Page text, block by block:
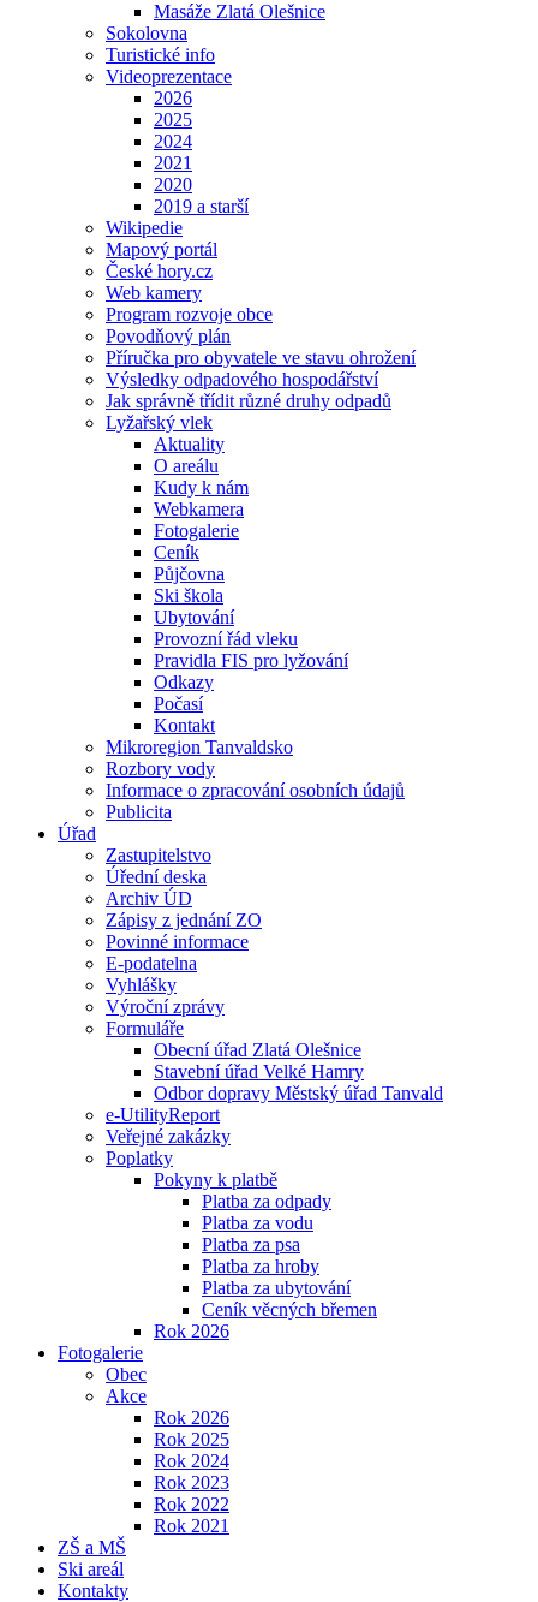
Masáže Zlatá Olešnice
Sokolovna
Turistické info
Videoprezentace
2026
2025
2024
2021
2020
2019 a starší
Wikipedie
Mapový portál
České hory.cz
Web kamery
Program rozvoje obce
Povodňový plán
Příručka pro obyvatele ve stavu ohrožení
Výsledky odpadového hospodářství
Jak správně třídit různé druhy odpadů
Lyžařský vlek
Aktuality
O areálu
Kudy k nám
Webkamera
Fotogalerie
Ceník
Půjčovna
Ski škola
Ubytování
Provozní řád vleku
Pravidla FIS pro lyžování
Odkazy
Počasí
Kontakt
Mikroregion Tanvaldsko
Rozbory vody
Informace o zpracování osobních údajů
Publicita
Úřad
Zastupitelstvo
Úřední deska
Archiv ÚD
Zápisy z jednání ZO
Povinné informace
E-podatelna
Vyhlášky
Výroční zprávy
Formuláře
Obecní úřad Zlatá Olešnice
Stavební úřad Velké Hamry
Odbor dopravy Městský úřad Tanvald
e-UtilityReport
Veřejné zakázky
Poplatky
Pokyny k platbě
Platba za odpady
Platba za vodu
Platba za psa
Platba za hroby
Platba za ubytování
Ceník věcných břemen
Rok 2026
Fotogalerie
Obec
Akce
Rok 2026
Rok 2025
Rok 2024
Rok 2023
Rok 2022
Rok 2021
ZŠ a MŠ
Ski areál
Kontakty